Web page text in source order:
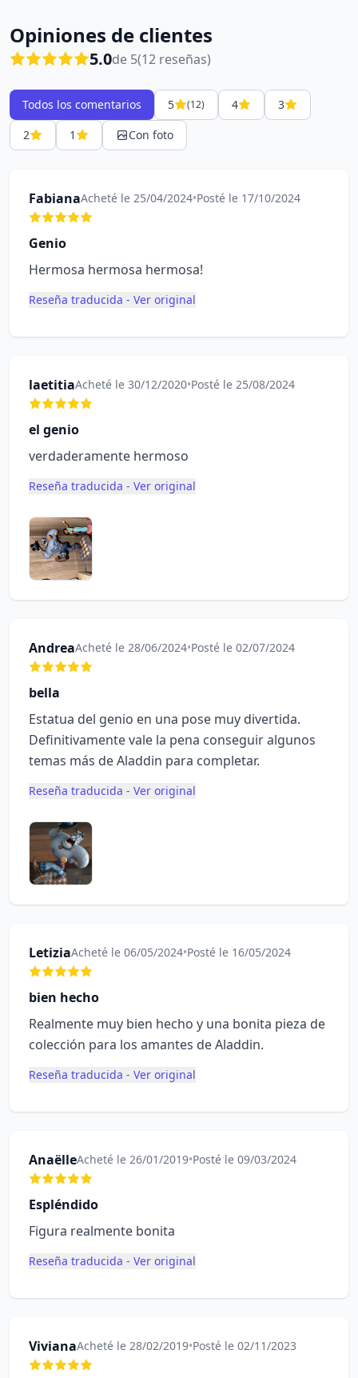
Opiniones de clientes
5.0de 5(12 reseñas)
Todos los comentarios 5 (12) 4
3
2
1 Con foto
FabianaAcheté le 25/04/2024•Posté le 17/10/2024
Genio
Hermosa hermosa hermosa!
Reseña traducida - Ver original
laetitiaAcheté le 30/12/2020•Posté le 25/08/2024
el genio
verdaderamente hermoso
Reseña traducida - Ver original
AndreaAcheté le 28/06/2024•Posté le 02/07/2024
bella
Estatua del genio en una pose muy divertida.
Definitivamente vale la pena conseguir algunos
temas más de Aladdin para completar.
Reseña traducida - Ver original
LetiziaAcheté le 06/05/2024•Posté le 16/05/2024
bien hecho
Realmente muy bien hecho y una bonita pieza de
colección para los amantes de Aladdin.
Reseña traducida - Ver original
AnaëlleAcheté le 26/01/2019•Posté le 09/03/2024
Espléndido
Figura realmente bonita
Reseña traducida - Ver original
VivianaAcheté le 28/02/2019•Posté le 02/11/2023